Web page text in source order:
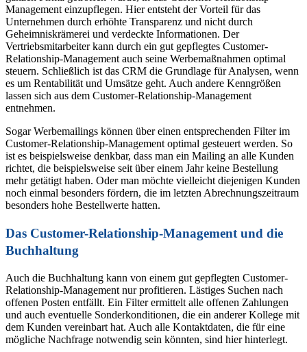
Management einzupflegen. Hier entsteht der Vorteil für das
Unternehmen durch erhöhte Transparenz und nicht durch
Geheimniskrämerei und verdeckte Informationen. Der
Vertriebsmitarbeiter kann durch ein gut gepflegtes Customer-
Relationship-Management auch seine Werbemaßnahmen optimal
steuern. Schließlich ist das CRM die Grundlage für Analysen, wenn
es um Rentabilität und Umsätze geht. Auch andere Kenngrößen
lassen sich aus dem Customer-Relationship-Management
entnehmen.
Sogar Werbemailings können über einen entsprechenden Filter im
Customer-Relationship-Management optimal gesteuert werden. So
ist es beispielsweise denkbar, dass man ein Mailing an alle Kunden
richtet, die beispielsweise seit über einem Jahr keine Bestellung
mehr getätigt haben. Oder man möchte vielleicht diejenigen Kunden
noch einmal besonders fördern, die im letzten Abrechnungszeitraum
besonders hohe Bestellwerte hatten.
Das Customer-Relationship-Management und die
Buchhaltung
Auch die Buchhaltung kann von einem gut gepflegten Customer-
Relationship-Management nur profitieren. Lästiges Suchen nach
offenen Posten entfällt. Ein Filter ermittelt alle offenen Zahlungen
und auch eventuelle Sonderkonditionen, die ein anderer Kollege mit
dem Kunden vereinbart hat. Auch alle Kontaktdaten, die für eine
mögliche Nachfrage notwendig sein könnten, sind hier hinterlegt.